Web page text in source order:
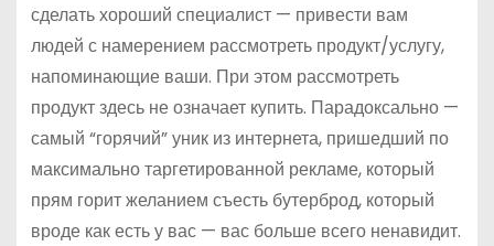
сделать хороший специалист — привести вам
людей с намерением рассмотреть продукт/услугу,
напоминающие ваши. При этом рассмотреть
продукт здесь не означает купить. Парадоксально —
самый “горячий” уник из интернета, пришедший по
максимально таргетированной рекламе, который
прям горит желанием съесть бутерброд, который
вроде как есть у вас — вас больше всего ненавидит.